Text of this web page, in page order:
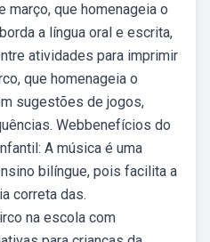
março, que homenageia o
a língua oral e escrita,
atividades para imprimir
que homenageia o
sugestões de jogos,
Webbenefícios do
A música é uma
bilíngue, pois facilita a
correta das.
na escola com